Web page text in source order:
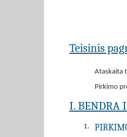
Teisinis
Ataskaita
Pirkimo
I. BENDRA
1.